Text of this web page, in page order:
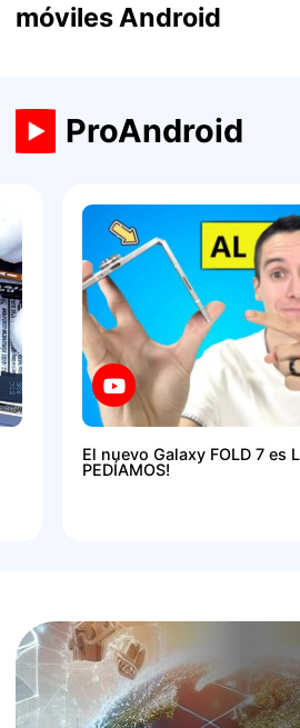
móviles Android
ProAndroid
El nuevo Galaxy FOLD 7 es
PEDÍAMOS!